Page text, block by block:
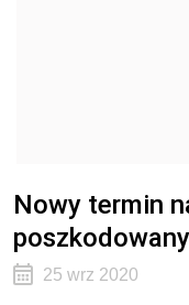
Nowy termin
25 wrz 2020